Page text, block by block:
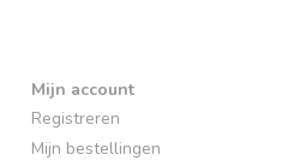
Mijn account
Registreren
Mijn bestellingen